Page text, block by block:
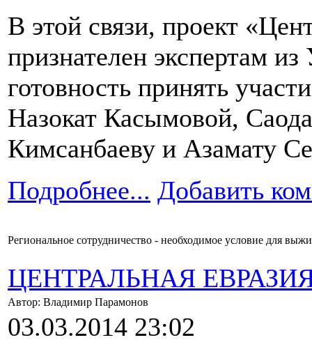
В этой связи, проект
признателен экспертам
готовность принять
Назокат Касымовой,
Кимсанбаеву и Азамату
Подробнее... Добавить
Региональное сотрудничество - необходимое условие для
ЦЕНТРАЛЬНАЯ
Автор: Владимир Парамонов
03.03.2014 23:02